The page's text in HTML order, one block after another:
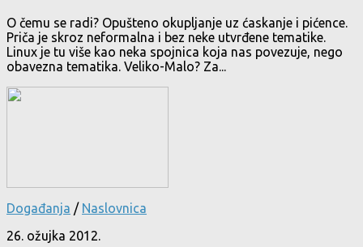
O čemu se radi? Opušteno okupljanje uz ćaskanje i pićence.
Priča je skroz neformalna i bez neke utvrđene tematike.
Linux je tu više kao neka spojnica koja nas povezuje, nego
obavezna tematika. Veliko-Malo? Za...
Događanja / Naslovnica
26. ožujka 2012.